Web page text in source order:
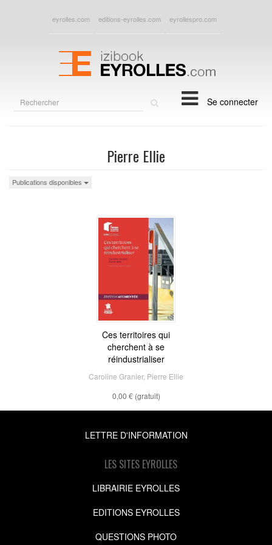
eyrolles.com editions-eyrolles.com eyrollespro.com
Se connecter
Pierre Ellie
Publications disponibles
Ces territoires qui
cherchent à se
réindustrialiser
Caroline Granier, Pierre Ellie
0,00 € (gratuit)
LETTRE D'INFORMATION
LES SITES EYROLLES
LIBRAIRIE EYROLLES
EDITIONS EYROLLES
QUESTIONS PHOTO